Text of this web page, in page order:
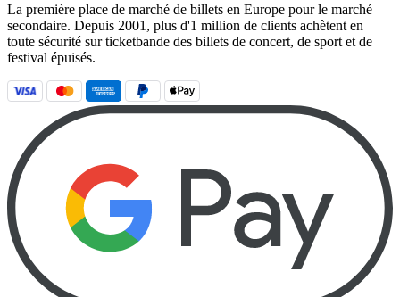
La première place de marché de billets en Europe pour le marché
secondaire. Depuis 2001, plus d'1 million de clients achètent en
toute sécurité sur ticketbande des billets de concert, de sport et de
festival épuisés.